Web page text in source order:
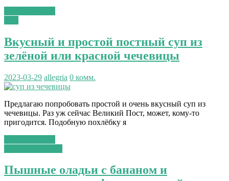
Вкусный и простой постный суп из
зелёной или красной чечевицы
2023-03-29 allegria 0 комм.
Предлагаю попробовать простой и очень вкусный суп из
чечевицы. Раз уж сейчас Великий Пост, может, кому-то
пригодится. Подобную похлёбку я
Пышные оладьи с бананом и